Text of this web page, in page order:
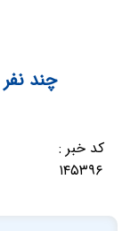
چند
کد خبر :
۱۴۵۳۹۶